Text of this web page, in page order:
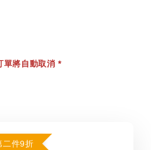
將自動取消 *
二件9折